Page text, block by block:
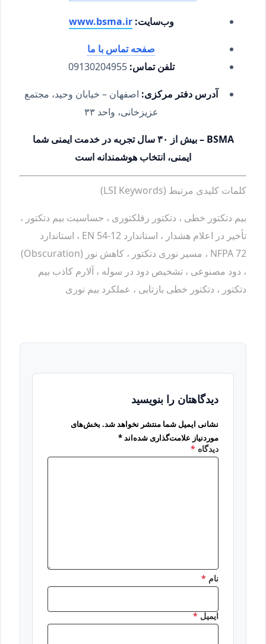
وب‌سایت:www.bsma.ir
صفحه تماس با ما
تلفن تماس:09130204955
آدرس دفتر مرکزی:اصفهان – خیابان وحید، مجتمع
عزیزخانی، واحد ۳۳
BSMA – بیش از ۳۰ سال تجربه در خدمت ایمنی شما
ایمنی، انتخاب هوشمندانه است
کلمات کلیدی مرتبط (LSI Keywords)
بیم دتکتور خطی ، دتکتور رفلکتوری ، حساسیت بیم دتکتور ،
تأخیر در اعلام هشدار ، استاندارد EN 54-12 ، استاندارد
NFPA 72 ، مسیر نوری دتکتور ، کاهش نور (Obscuration)
، دود مصنوعی ، تشخیص دود در سوله ، آلارم کاذب بیم
دتکتور ، دتکتور خطی بازتابی ، عملکرد بیم نوری
دیدگاهتان را بنویسید
نشانی ایمیل شما منتشر نخواهد شد. بخش‌های
موردنیاز علامت‌گذاری شده‌اند*
دیدگاه*
نام*
ایمیل*